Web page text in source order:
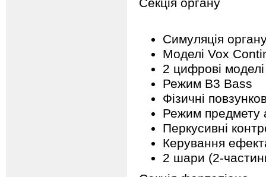
Секція органу
Симуляція
Моделі Vox
2 цифрові
Режим B3 Bass
Фізичні
Режим предмету
Перкусивні
Керування
2 шари (2-